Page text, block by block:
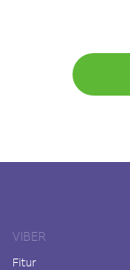
VIBER
Fitur